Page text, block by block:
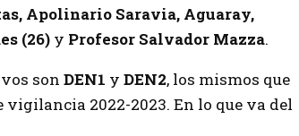
Apolinario Saravia, Aguaray,
(26) y Profesor Salvador Mazza.
son DEN1 y DEN2, los mismos que
2022-2023. En lo que va del